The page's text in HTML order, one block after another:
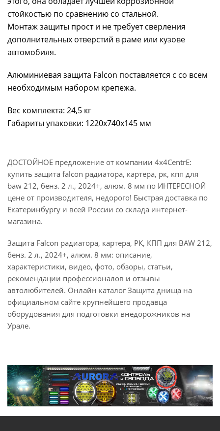
стойкостью по сравнению со стальной.
Монтаж защиты прост и не требует сверления
дополнительных отверстий в раме или кузове
автомобиля.
Алюминиевая защита Falcon поставляется с со всем
необходимым набором крепежа.
Вес комплекта: 24,5 кг
Габариты упаковки: 1220x740x145 мм
ДОСТОЙНОЕ предложение от компании 4x4CentrE:
купить защита falcon радиатора, картера, рк, кпп для
baw 212, бенз. 2 л., 2024+, алюм. 8 мм по ИНТЕРЕСНОЙ
цене от производителя, недорого! Быстрая доставка по
Екатеринбургу и всей России со склада интернет-
магазина.
Защита Falcon радиатора, картера, РК, КПП для BAW 212,
бенз. 2 л., 2024+, алюм. 8 мм: описание,
характеристики, видео, фото, обзоры, статьи,
рекомендации профессионалов и отзывы
автолюбителей. Онлайн каталог Защита днища на
официальном сайте крупнейшего продавца
оборудования для подготовки внедорожников на
Урале.